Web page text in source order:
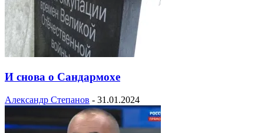
И снова о Сандармохе
Александр Степанов - 31.01.2024